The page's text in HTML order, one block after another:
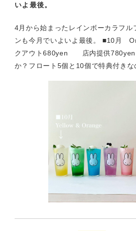
いよ最後。
4月から始まったレインボーカラフル
ンも今月でいよいよ最後。 ■10月
クアウト680yen 店内提供780yen
か？フロート5個と10個で特典付きな